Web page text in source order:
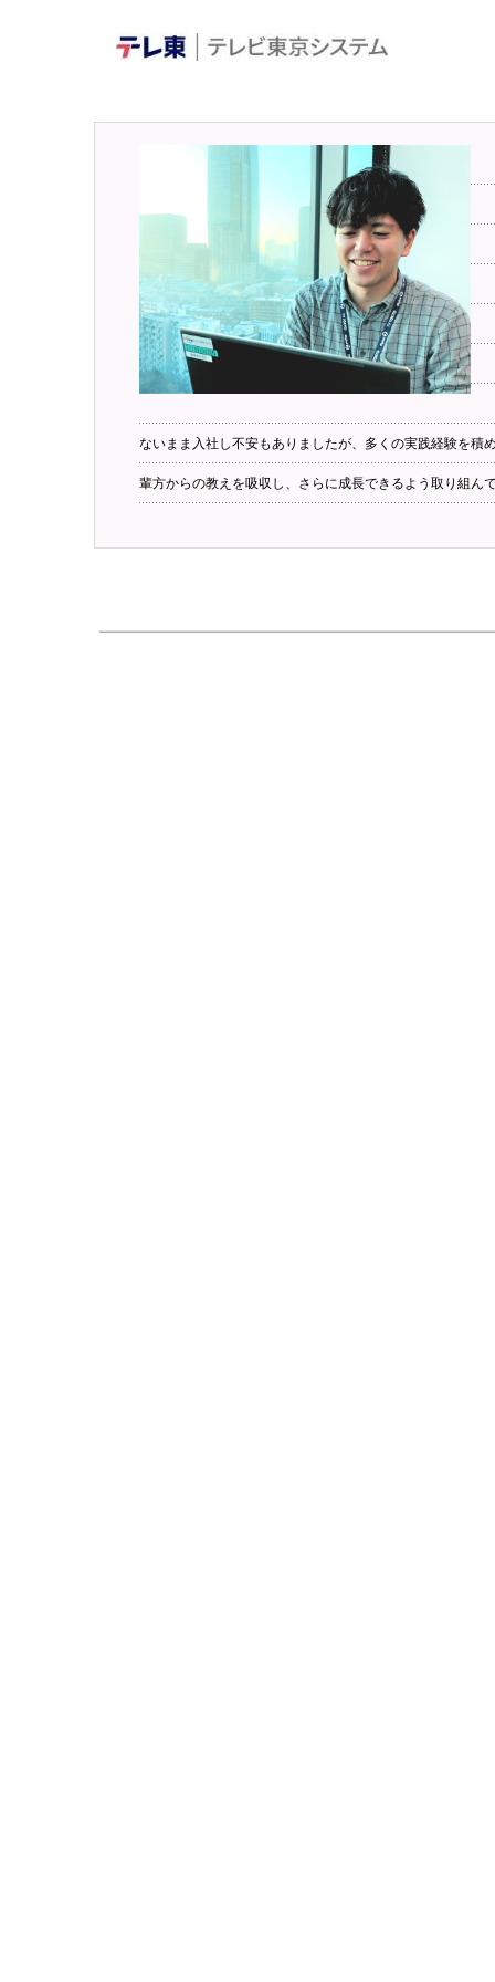
ないまま入社し不安もありましたが、多くの実践経験を積
輩方からの教えを吸収し、さらに成長できるよう取り組ん